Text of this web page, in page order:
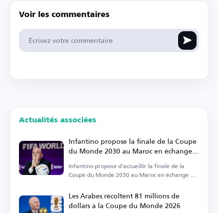
Voir les commentaires
Actualités associées
Infantino propose la finale de la Coupe
du Monde 2030 au Maroc en échange
de son soutien
Infantino propose d'accueillir la finale de la
Coupe du Monde 2030 au Maroc en échange de
Les Arabes récoltent 81 millions de
dollars à la Coupe du Monde 2026